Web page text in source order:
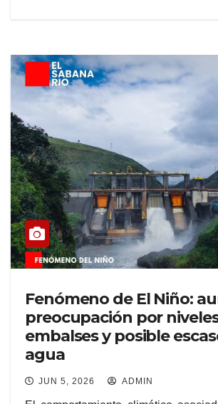
Fenómeno de El Niño:
preocupación por
embalses y posible
agua
JUN 5, 2026 ADMIN